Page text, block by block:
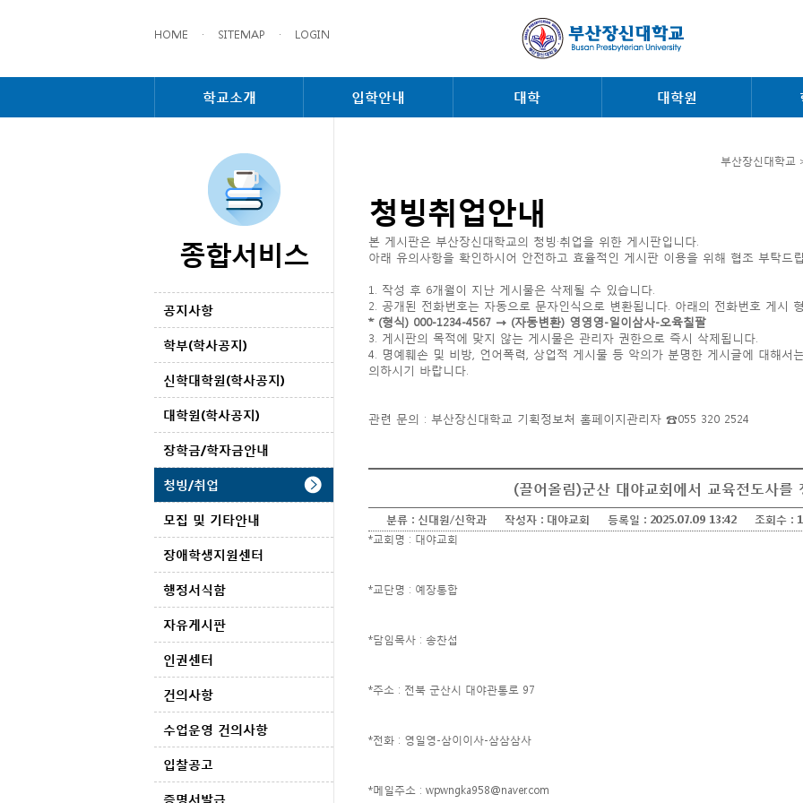
HOME · SITEMAP · LOGIN
학교소개 입학안내 대학 대학원
종합서비스
공지사항
학부(학사공지)
신학대학원(학사공지)
대학원(학사공지)
장학금/학자금안내
청빙/취업
모집 및 기타안내
장애학생지원센터
행정서식함
자유게시판
인권센터
건의사항
수업운영 건의사항
입찰공고
증명서발급
부산장신대학교
청빙취업안내
본 게시판은 부산장신대학교의 청빙·취업을 위한 게시판입니다.
아래 유의사항을 확인하시어 안전하고 효율적인 게시판 이용을 위해 협조 부탁드
1. 작성 후 6개월이 지난 게시물은 삭제될 수 있습니다.
2. 공개된 전화번호는 자동으로 문자인식으로 변환됩니다. 아래의 전화번호 게시
* (형식) 000-1234-4567 → (자동변환) 영영영-일이삼사-오육칠팔
3. 게시판의 목적에 맞지 않는 게시물은 관리자 권한으로 즉시 삭제됩니다.
4. 명예훼손 및 비방, 언어폭력, 상업적 게시물 등 악의가 분명한 게시글에 대해서
의하시기 바랍니다.
관련 문의 : 부산장신대학교 기획정보처 홈페이지관리자 ☎055 320 2524
(끌어올림)군산 대야교회에서 교육전도사를
분류 : 신대원/신학과 작성자 : 대야교회 등록일 : 2025.07.09 13:42 조회수 :
*교회명 : 대야교회
*교단명 : 예장통합
*담임목사 : 송찬섭
*주소 : 전북 군산시 대야관통로 97
*전화 : 영일영-삼이이사-삼삼삼사
*메일주소 : wpwngka958@naver.com